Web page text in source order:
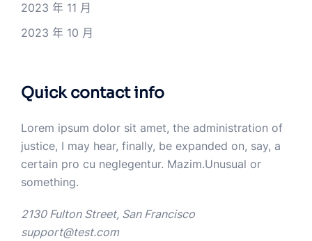
2023 年 11 月
2023 年 10 月
Quick contact info
Lorem ipsum dolor sit amet, the administration of
justice, I may hear, finally, be expanded on, say, a
certain pro cu neglegentur. Mazim.Unusual or
something.
2130 Fulton Street, San Francisco
support@test.com